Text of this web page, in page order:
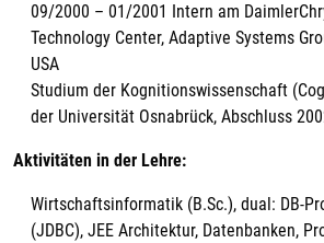
09/2000 – 01/2001 Intern am
Technology Center, Adaptive Systems
USA
Studium der Kognitionswissenschaft
der Universität Osnabrück, Abschluss
Aktivitäten in der Lehre:
Wirtschaftsinformatik (B.Sc.), dual: DB-
(JDBC), JEE Architektur, Datenbanken,